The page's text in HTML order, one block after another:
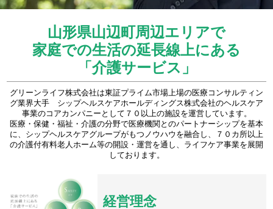
山形県山辺町周辺エリアで
家庭での生活の延長線上にある
「介護サービス」
グリーンライフ株式会社は東証プライム市場上場の医療コンサルティン
グ業界大手 シップヘルスケアホールディングス株式会社のヘルスケア
事業のコアカンパニーとして７０以上の施設を運営しています。
医療・保健・福祉・介護の分野で医療機関とのパートナーシップを基本
に、シップヘルスケアグループがもつノウハウを融合し、７０カ所以上
の介護付有料老人ホーム等の開設・運営を通し、ライフケア事業を展開
しております。
経営理念